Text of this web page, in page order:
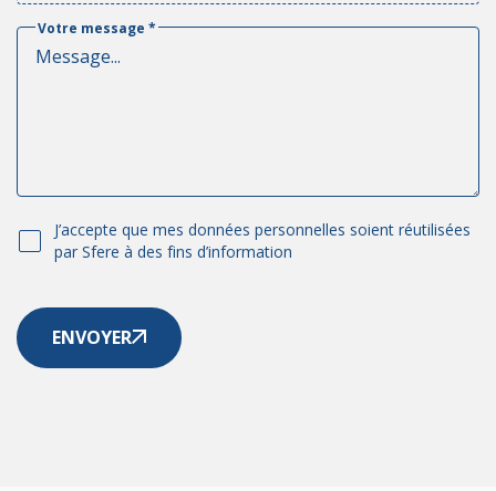
Votre message *
J’accepte que mes données personnelles soient réutilisées
par Sfere à des fins d’information
ENVOYER